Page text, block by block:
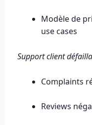
Modèle de
use cases
Support client
Complaints
Reviews